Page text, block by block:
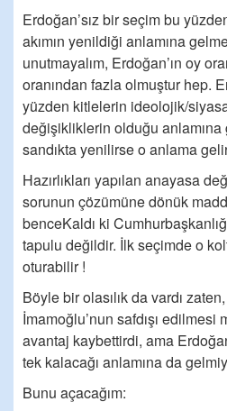
Erdoğan’sız bir seçim bu
akımın yenildiği anlamına
unutmayalım, Erdoğan’ın oy
oranından fazla olmuştur hep.
yüzden kitlelerin ideolojik/
değişikliklerin olduğu
sandıkta yenilirse o anlama
Hazırlıkları yapılan anayasa
sorunun çözümüne dönük
benceKaldı ki
tapulu değildir. İlk seçimde o
oturabilir !
Böyle bir olasılık da vardı
İmamoğlu’nun safdışı edilmesi
avantaj kaybettirdi, ama
tek kalacağı anlamına da
Bunu açacağım: